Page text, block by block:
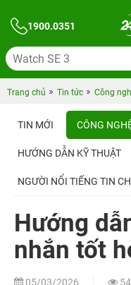
1900.0351
Trang chủ Tin tức Công
TIN MỚI CÔNG
HƯỚNG DẪN KỸ THUẬT
NGƯỜI NỔI TIẾNG TIN
Hướng
nhắn tốt
05/03/2026